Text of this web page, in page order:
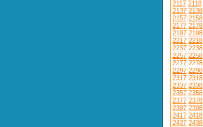
2117 2118
2137 2138
2157 2158
2177 2178
2197 2198
2217 2218
2237 2238
2257 2258
2277 2278
2297 2298
2317 2318
2337 2338
2357 2358
2377 2378
2397 2398
2417 2418
2437 2438